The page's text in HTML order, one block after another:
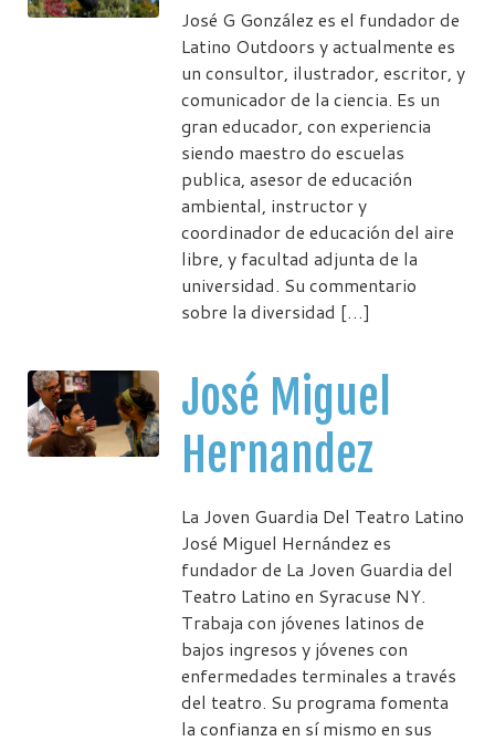
José G González es el fundador de
Latino Outdoors y actualmente es
un consultor, ilustrador, escritor, y
comunicador de la ciencia. Es un
gran educador, con experiencia
siendo maestro do escuelas
publica, asesor de educación
ambiental, instructor y
coordinador de educación del aire
libre, y facultad adjunta de la
universidad. Su commentario
sobre la diversidad […]
José Miguel
Hernandez
La Joven Guardia Del Teatro Latino
José Miguel Hernández es
fundador de La Joven Guardia del
Teatro Latino en Syracuse NY.
Trabaja con jóvenes latinos de
bajos ingresos y jóvenes con
enfermedades terminales a través
del teatro. Su programa fomenta
la confianza en sí mismo en sus